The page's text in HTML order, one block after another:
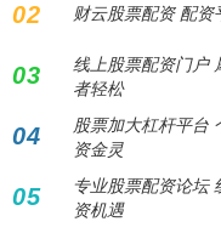
02 财云股票配资 配资
03
线上股票配资门户
者轻松
04
股票加大杠杆平台
资金灵
05
专业股票配资论坛
资机遇